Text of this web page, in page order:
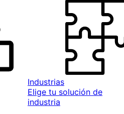
Industrias
Elige tu solución de
industria